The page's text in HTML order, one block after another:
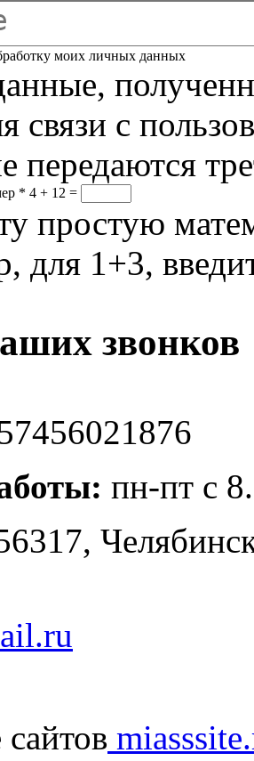
моих личных данных
связи с
передаются
* 4 + 12 =
простую
для 1+3,
звонков
пн-пт с